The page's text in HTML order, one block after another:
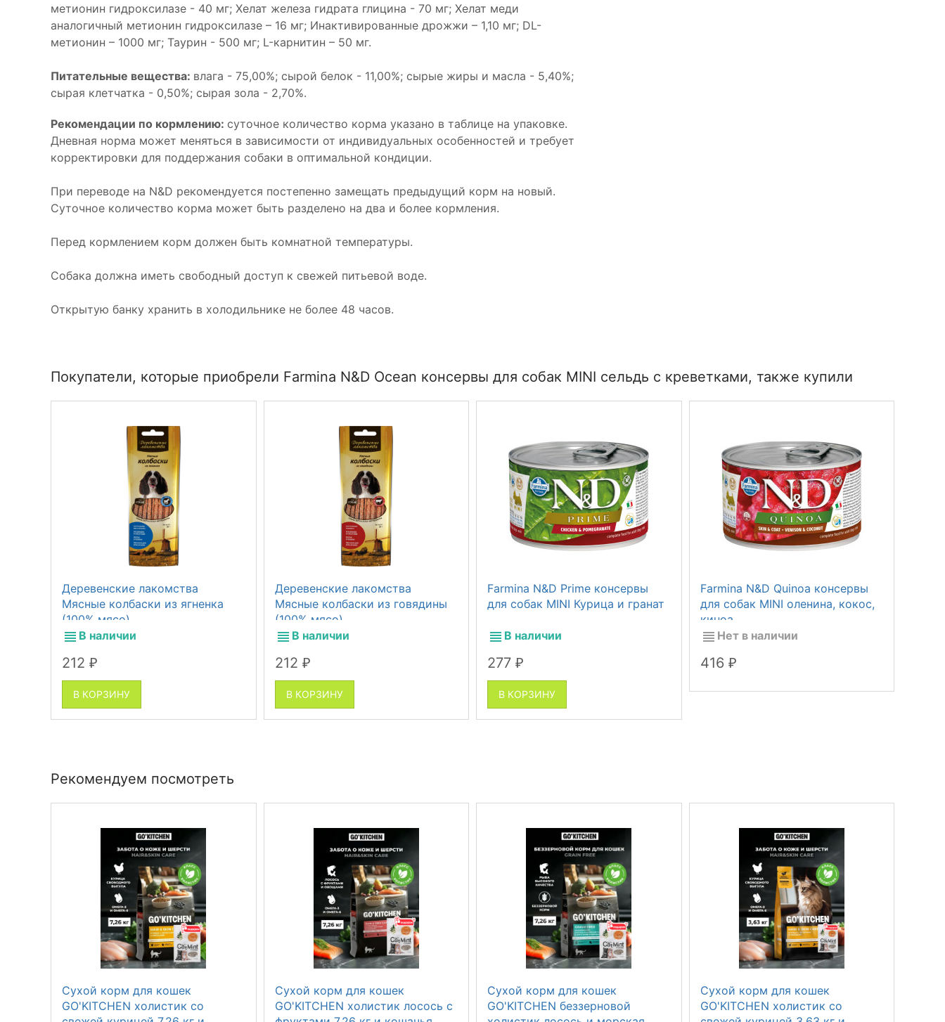
метионин гидроксилазе - 40 мг; Хелат железа гидрата глицина - 70 мг; Хелат меди
аналогичный метионин гидроксилазе – 16 мг; Инактивированные дрожжи – 1,10 мг; DL-
метионин – 1000 мг; Таурин - 500 мг; L-карнитин – 50 мг.
Питательные вещества: влага - 75,00%; сырой белок - 11,00%; сырые жиры и масла - 5,40%;
сырая клетчатка - 0,50%; сырая зола - 2,70%.
Рекомендации по кормлению: суточное количество корма указано в таблице на упаковке.
Дневная норма может меняться в зависимости от индивидуальных особенностей и требует
корректировки для поддержания собаки в оптимальной кондиции.
При переводе на N&D рекомендуется постепенно замещать предыдущий корм на новый.
Суточное количество корма может быть разделено на два и более кормления.
Перед кормлением корм должен быть комнатной температуры.
Собака должна иметь свободный доступ к свежей питьевой воде.
Открытую банку хранить в холодильнике не более 48 часов.
Покупатели, которые приобрели Farmina N&D Ocean консервы для собак MINI сельдь с креветками, также купили
Деревенские лакомства
Мясные колбаски из ягненка
(100% мясо)
В наличии
212 ₽
В КОРЗИНУ
Деревенские лакомства
Мясные колбаски из говядины
(100% мясо)
В наличии
212 ₽
В КОРЗИНУ
Farmina N&D Prime консервы
для собак MINI Курица и гранат
В наличии
277 ₽
В КОРЗИНУ
Farmina N&D Quinoa консервы
для собак MINI оленина, кокос,
киноа
Нет в наличии
416 ₽
Рекомендуем посмотреть
Сухой корм для кошек
GO'KITCHEN холистик со
Сухой корм для кошек
GO'KITCHEN холистик лосось с
Сухой корм для кошек
GO'KITCHEN беззерновой
Сухой корм для кошек
GO'KITCHEN холистик со